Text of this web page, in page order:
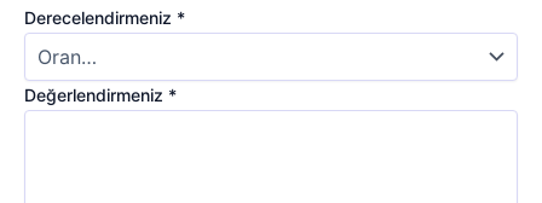
Derecelendirmeniz *
Değerlendirmeniz *